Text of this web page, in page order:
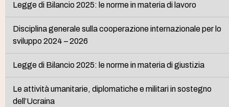
Legge di Bilancio 2025: le norme in materia di lavoro
Disciplina generale sulla cooperazione internazionale per lo
sviluppo 2024 – 2026
Legge di Bilancio 2025: le norme in materia di giustizia
Le attività umanitarie, diplomatiche e militari in sostegno
dell’Ucraina